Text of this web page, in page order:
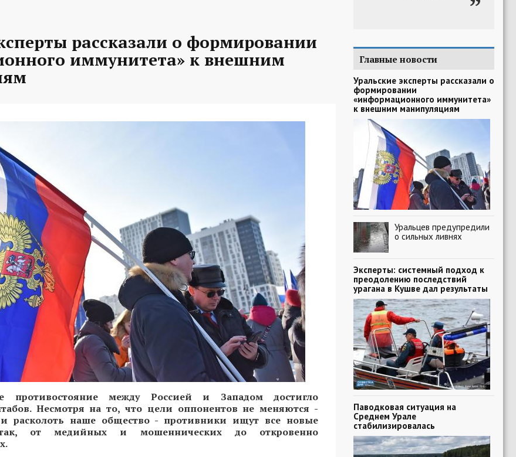
рассказали о формировании
иммунитета» к внешним
противостояние между Россией и Западом достигло
Несмотря на то, что цели оппонентов не меняются -
и расколоть наше общество - противники ищут все новые
от медийных и мошеннических до откровенно
Главные новости
Уральские эксперты рассказали о
формировании
«информационного иммунитета»
к внешним манипуляциям
Уральцев предупредили
о сильных ливнях
Эксперты: системный подход к
преодолению последствий
урагана в Кушве дал результаты
Паводковая ситуация на
Среднем Урале
стабилизировалась